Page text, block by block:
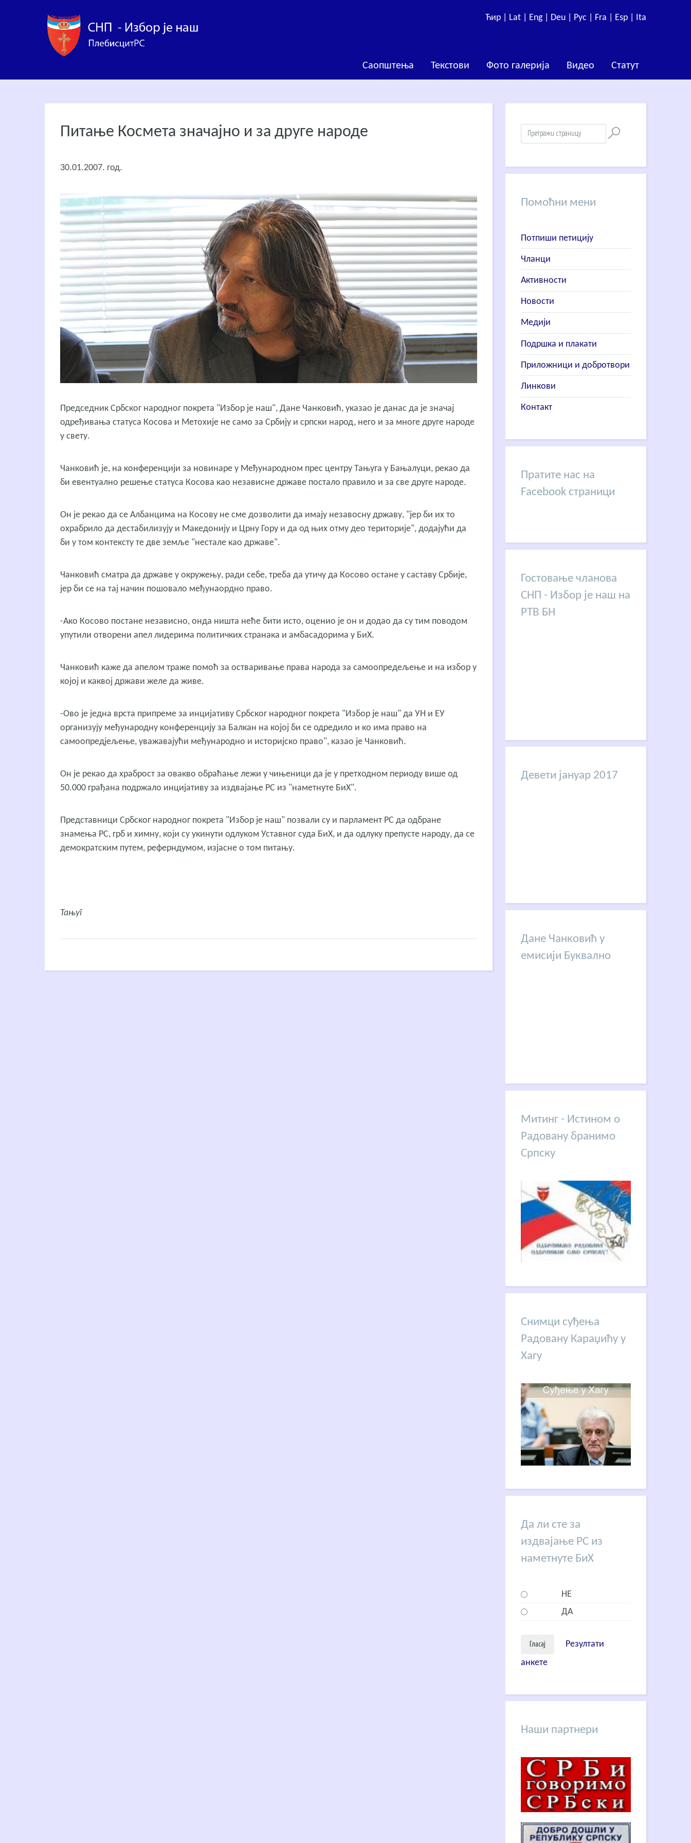
Ћир | Lat | Eng | Deu | Рус | Fra | Esp | Ita
Саопштења Текстови Фото галерија Видео Статут
Питање Космета значајно и за друге народе
30.01.2007. год.
Председник Србског народног покрета "Избор је наш", Дане Чанковић, указао је данас да је значај
одређивања статуса Косова и Метохије не само за Србију и српски народ, него и за многе друге народе
у свету.
Чанковић је, на конференцији за новинаре у Међународном прес центру Тањуга у Бањалуци, рекао да
би евентуално решење статуса Косова као независне државе постало правило и за све друге народе.
Он је рекао да се Албанцима на Косову не сме дозволити да имају незавосну државу, "јер би их то
охрабрило да дестабилизују и Македонију и Црну Гору и да од њих отму део територије", додајући да
би у том контексту те две земље "нестале као државе".
Чанковић сматра да државе у окружењу, ради себе, треба да утичу да Косово остане у саставу Србије,
јер би се на тај начин пошовало међунаордно право.
-Ако Косово постане независно, онда ништа неће бити исто, оценио је он и додао да су тим поводом
упутили отворени апел лидерима политичких странака и амбасадорима у БиХ.
Чанковић каже да апелом траже помоћ за остваривање права народа за самоопредељење и на избор у
којој и каквој држави желе да живе.
-Ово је једна врста припреме за инцијативу Србског народног покрета "Избор је наш" да УН и ЕУ
организују међународну конференцију за Балкан на којој би се одредило и ко има право на
самоопредјељење, уважавајући међународно и историјско право", казао је Чанковић.
Он је рекао да храброст за овакво обраћање лежи у чињеници да је у претходном периоду више од
50.000 грађана подржало инцијативу за издвајање РС из "наметнуте БиХ".
Представници Србског народног покрета "Избор је наш" позвали су и парламент РС да одбране
знамења РС, грб и химну, који су укинути одлуком Уставног суда БиХ, и да одлуку препусте народу, да се
демократским путем, реферндумом, изјасне о том питању.
Тањуг
Помоћни мени
Потпиши петицију
Чланци
Активности
Новости
Медији
Подршка и плакати
Приложници и добротвори
Линкови
Контакт
Пратите нас на
Facebook страници
Гостовање чланова
СНП - Избор је наш на
РТВ БН
Девети јануар 2017
Дане Чанковић у
емисији Буквално
Митинг - Истином о
Радовану бранимо
Српску
Снимци суђења
Радовану Караџићу у
Хагу
Да ли сте за
издвајање РС из
наметнуте БиХ
НЕ
ДА
Резултати
анкете
Наши партнери